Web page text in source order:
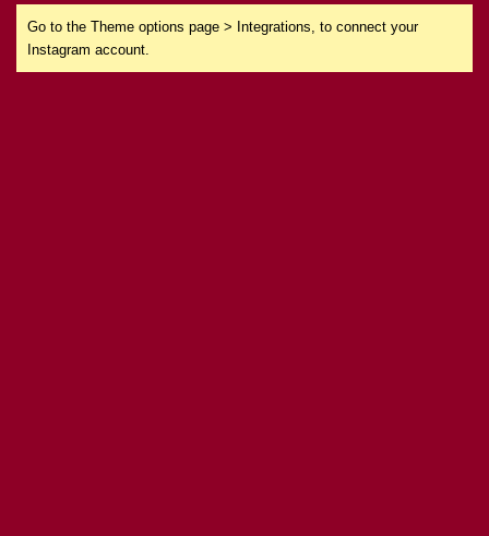
Go to the Theme options page > Integrations, to connect your
Instagram account.